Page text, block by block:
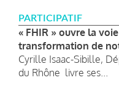
PARTICIPATIF
« FHIR » ouvre la
transformation de
Cyrille Isaac-Sibille,
du Rhône livre ses...